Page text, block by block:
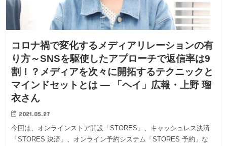
コロナ禍で変化するメディアリレーションの有
り方～SNSを駆使したアプローチで返信率は9
割！？メディアを次々に開拓するテクニックと
マインドセットとは — 「ヘイ」広報・上野 瑠
衣さん
2021.05.27
今回は、オンラインストア開設「STORES」、キャッシュレス決済
「STORES 決済」、オンライン予約システム「STORES 予約」な